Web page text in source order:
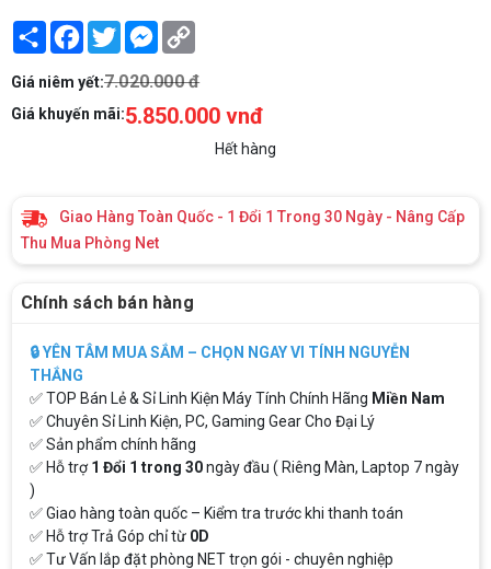
Share Facebook
TwitterMessenger
Giá niêm yết:7.020.000 đ
Giá khuyến mãi:5.850.000 vnđ
Hết hàng
Giao Hàng Toàn Quốc - 1 Đổi 1 Trong 30 Ngày - Nâng Cấp
Thu Mua Phòng Net
Chính sách bán hàng
🔒 YÊN TÂM MUA SẮM – CHỌN NGAY VI TÍNH NGUYỄN
THẮNG
✅ TOP Bán Lẻ & Sỉ Linh Kiện Máy Tính Chính Hãng Miền Nam
✅ Chuyên Sỉ Linh Kiện, PC, Gaming Gear Cho Đại Lý
✅ Sản phẩm chính hãng
✅ Hỗ trợ1 Đổi 1 trong 30ngày đầu ( Riêng Màn, Laptop 7 ngày
)
✅ Giao hàng toàn quốc – Kiểm tra trước khi thanh toán
✅ Hỗ trợ Trả Góp chỉ từ 0D
✅ Tư Vấn lắp đặt phòng NET trọn gói - chuyên nghiệp